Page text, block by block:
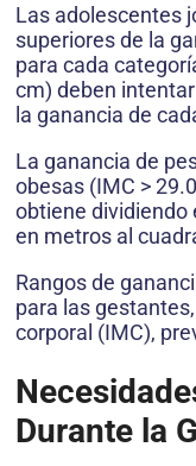
Las adolescentes
superiores de la
para cada
cm) deben
la ganancia de
La ganancia de
obesas (IMC >
obtiene dividiendo
en metros al
Rangos de
para las
corporal (IMC),
Durante la